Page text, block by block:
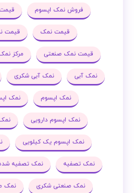
فروش نمک اپسوم
قیمت نمک قیمت
قیمت نمک صنعتی مرکز
نمک آبی نمک آبی شکری
نمک اپسوم نمک
نمک اپسوم دارویی
نمک اپسوم یک کیلویی
نمک تصفیه نمک تصفیه
نمک صنعتی شکری نمک